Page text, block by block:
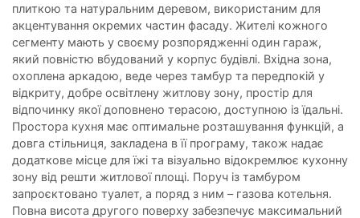
плиткою та натуральним деревом, використаним для
акцентування окремих частин фасаду. Жителі кожного
сегменту мають у своєму розпорядженні один гараж,
який повністю вбудований у корпус будівлі. Вхідна зона,
охоплена аркадою, веде через тамбур та передпокій у
відкриту, добре освітлену житлову зону, простір для
відпочинку якої доповнено терасою, доступною із їдальні.
Простора кухня має оптимальне розташування функцій, а
довга стільниця, закладена в її програму, також надає
додаткове місце для їжі та візуально відокремлює кухонну
зону від решти житлової площі. Поруч із тамбуром
запроєктовано туалет, а поряд з ним – газова котельня.
Повна висота другого поверху забезпечує максимальний